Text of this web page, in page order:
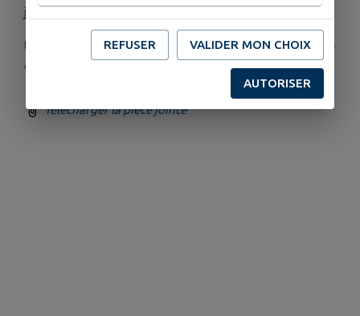
jours dans votre boite aux lettres.
Un grand merci pour participation à cette
démarche citoyenne et solidaire !
Télécharger la pièce jointe
REFUSER VALIDER MON CHOIX
AUTORISER